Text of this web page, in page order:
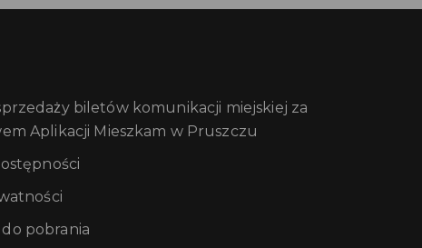
biletów komunikacji miejskiej za
Aplikacji Mieszkam w Pruszczu
pobrania